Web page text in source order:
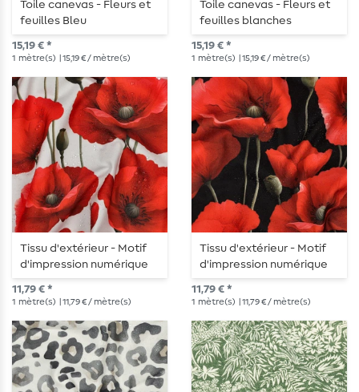
Toile canevas - Fleurs et
feuilles Bleu
15,19 € *
1 mètre(s) | 15,19 € / mètre(s)
Toile canevas - Fleurs et
feuilles blanches
15,19 € *
1 mètre(s) | 15,19 € / mètre(s)
Tissu d'extérieur - Motif
d'impression numérique
de coquelicots blancs
déperlants
11,79 € *
1 mètre(s) | 11,79 € / mètre(s)
Tissu d'extérieur - Motif
d'impression numérique
de coquelicots noirs
déperlants
11,79 € *
1 mètre(s) | 11,79 € / mètre(s)